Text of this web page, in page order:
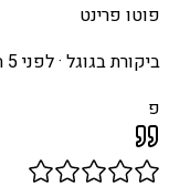
פוטו פרינט
ביקורת בגוגל ·לפני 5 חודשים
פ